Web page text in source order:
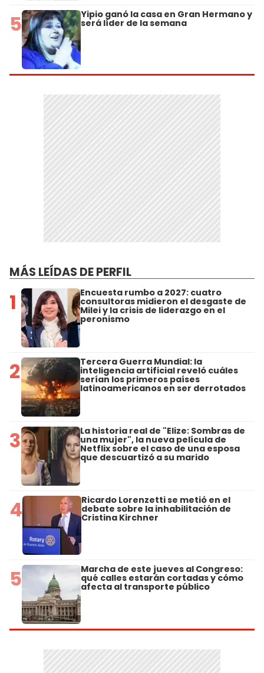
5 Yipio ganó la casa en Gran Hermano y
será líder de la semana
MÁS LEÍDAS DE PERFIL
1 Encuesta rumbo a 2027: cuatro
consultoras midieron el desgaste de
Milei y la crisis de liderazgo en el
peronismo
2 Tercera Guerra Mundial: la
inteligencia artificial reveló cuáles
serían los primeros países
latinoamericanos en ser derrotados
3 La historia real de "Elize: Sombras de
una mujer", la nueva película de
Netflix sobre el caso de una esposa
que descuartizó a su marido
4 Ricardo Lorenzetti se metió en el
debate sobre la inhabilitación de
Cristina Kirchner
5 Marcha de este jueves al Congreso:
qué calles estarán cortadas y cómo
afecta al transporte público